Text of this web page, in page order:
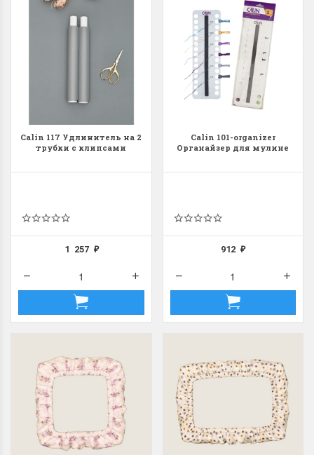
Calin 117 Удлинитель на 2
трубки с клипсами
1 257 ₽
Calin 101-organizer
Органайзер для мулине
912₽